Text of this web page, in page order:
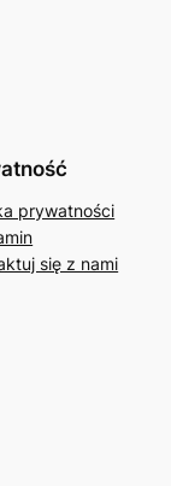
prywatności
się z nami